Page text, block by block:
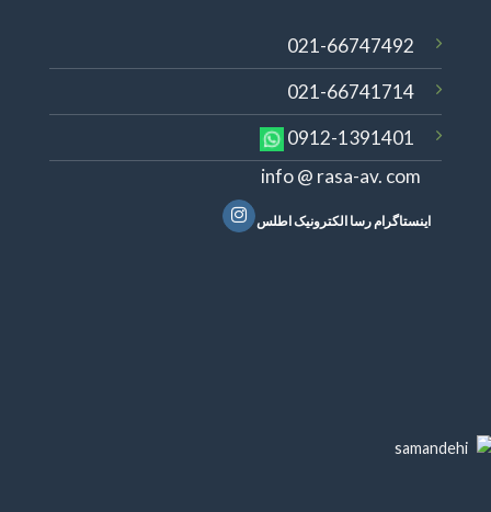
021-66747492
021-66741714
0912-1391401
info @ rasa-av. com
اینستاگرام رسا الکترونیک اطلس